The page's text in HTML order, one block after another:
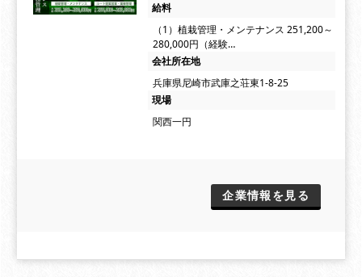
給料
（1）植栽管理・メンテナンス 251,200～
280,000円（経験…
会社所在地
兵庫県尼崎市武庫之荘東1-8-25
現場
関西一円
企業情報を見る